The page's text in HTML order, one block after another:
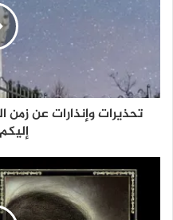
تحذيرات وإنذارات عن زمن